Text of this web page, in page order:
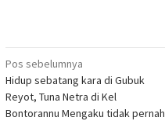
Navigasi
pos
Pos sebelumnya
Hidup sebatang kara di Gubuk
Reyot, Tuna Netra di Kel
Bontorannu Mengaku tidak pernah